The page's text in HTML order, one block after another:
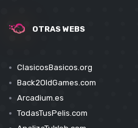
OTRAS WEBS
ClasicosBasicos.org
Back2OldGames.com
Arcadium.es
TodasTusPelis.com